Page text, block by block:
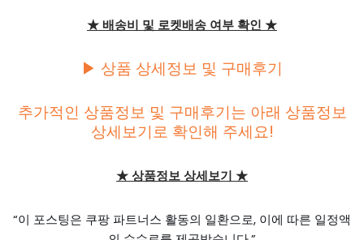
★ 배송비 및 로켓배송 여부 확인 ★
▶ 상품 상세정보 및 구매후기
추가적인 상품정보 및 구매후기는 아래 상품정보
상세보기로 확인해 주세요!
★ 상품정보 상세보기 ★
“이 포스팅은 쿠팡 파트너스 활동의 일환으로, 이에 따른 일정액